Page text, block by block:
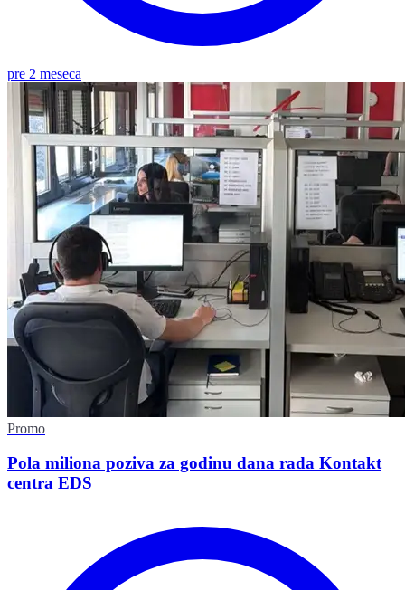
pre 2 meseca
Promo
Pola miliona poziva za godinu dana rada Kontakt
centra EDS